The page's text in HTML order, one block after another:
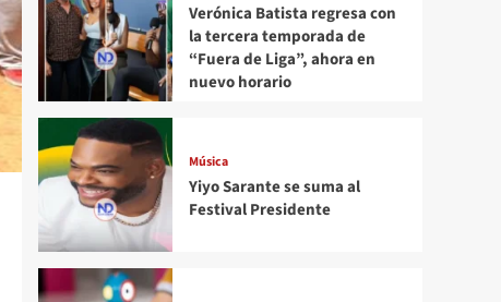
Verónica Batista regresa con
la tercera temporada de
“Fuera de Liga”, ahora en
nuevo horario
Música
Yiyo Sarante se suma al
Festival Presidente